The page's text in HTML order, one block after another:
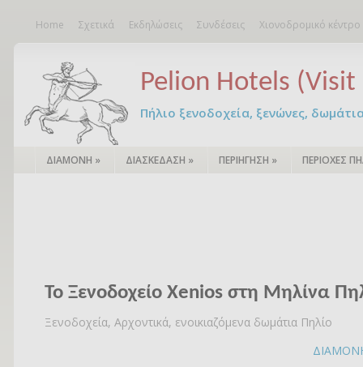
Home Σχετικά Εκδηλώσεις Συνδέσεις Χιονοδρομικό
Pelion Hotels (Visit
Πήλιο ξενοδοχεία, ξενώνες,
ΔΙΑΜΟΝΗ » ΔΙΑΣΚΕΔΑΣΗ » ΠΕΡΙΗΓΗΣΗ » ΠΕΡΙΟΧΕΣ
Το Ξενοδοχείο Xenios στη Μηλίνα
Ξενοδοχεία, Αρχοντικά, ενοικιαζόμενα δωμάτια Πηλίο